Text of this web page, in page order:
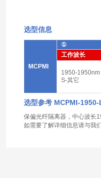
选型信息
MCPMI
①
工作波长
1950-1950nm
S-其它
选型参考 MCPMI-
保偏光纤隔离器，中心波长
如需要了解详细信息请与我